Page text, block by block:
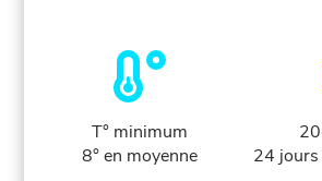
T° minimum
8° en moyenne
24